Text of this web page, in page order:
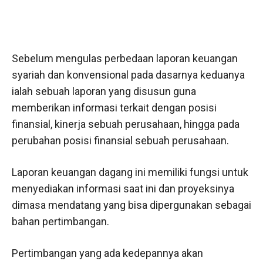
Sebelum mengulas perbedaan laporan keuangan
syariah dan konvensional pada dasarnya keduanya
ialah sebuah laporan yang disusun guna
memberikan informasi terkait dengan posisi
finansial, kinerja sebuah perusahaan, hingga pada
perubahan posisi finansial sebuah perusahaan.
Laporan keuangan dagang ini memiliki fungsi untuk
menyediakan informasi saat ini dan proyeksinya
dimasa mendatang yang bisa dipergunakan sebagai
bahan pertimbangan.
Pertimbangan yang ada kedepannya akan